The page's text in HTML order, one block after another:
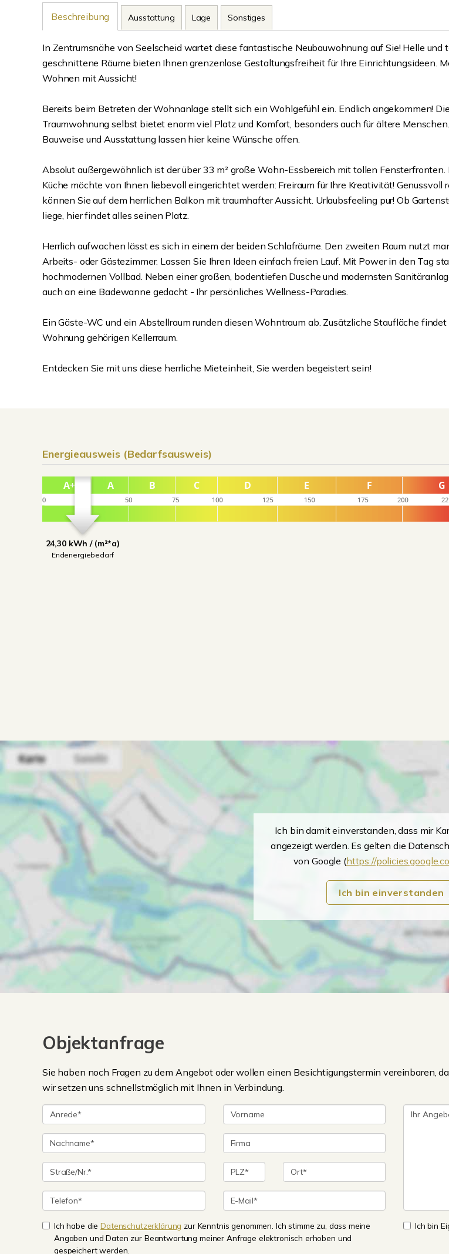
Beschreibung Ausstattung Lage Sonstiges
In Zentrumsnähe von Seelscheid wartet diese fantastische Neubauwohnung auf Sie! Helle und
geschnittene Räume bieten Ihnen grenzenlose Gestaltungsfreiheit für Ihre Einrichtungsideen.
Wohnen mit Aussicht!
Bereits beim Betreten der Wohnanlage stellt sich ein Wohlgefühl ein. Endlich angekommen! Die
Traumwohnung selbst bietet enorm viel Platz und Komfort, besonders auch für ältere
Bauweise und Ausstattung lassen hier keine Wünsche offen.
Absolut außergewöhnlich ist der über 33 m² große Wohn-Essbereich mit tollen Fensterfronten.
Küche möchte von Ihnen liebevoll eingerichtet werden: Freiraum für Ihre Kreativität! Genussvoll
können Sie auf dem herrlichen Balkon mit traumhafter Aussicht. Urlaubsfeeling pur! Ob
liege, hier findet alles seinen Platz.
Herrlich aufwachen lässt es sich in einem der beiden Schlafräume. Den zweiten Raum nutzt
Arbeits- oder Gästezimmer. Lassen Sie Ihren Ideen einfach freien Lauf. Mit Power in den Tag
hochmodernen Vollbad. Neben einer großen, bodentiefen Dusche und modernsten
auch an eine Badewanne gedacht - Ihr persönliches Wellness-Paradies.
Ein Gäste-WC und ein Abstellraum runden diesen Wohntraum ab. Zusätzliche Staufläche findet
Wohnung gehörigen Kellerraum.
Entdecken Sie mit uns diese herrliche Mieteinheit, Sie werden begeistert sein!
Energieausweis (Bedarfsausweis)
24,30 kWh / (m²*a)
Endenergiebedarf
Ich bin damit einverstanden, dass mir
angezeigt werden. Es gelten die
von Google (https://
Ich bin einverstanden
Objektanfrage
Sie haben noch Fragen zu dem Angebot oder wollen einen Besichtigungstermin vereinbaren,
wir setzen uns schnellstmöglich mit Ihnen in Verbindung.
Ich habe dieDatenschutzerklärung zur Kenntnis genommen. Ich stimme zu, dass meine
Angaben und Daten zur Beantwortung meiner Anfrage elektronisch erhoben und
gespeichert werden.
Ich bin